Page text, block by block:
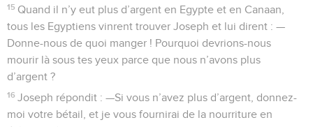
15 Quand il n’y eut plus d’argent en Egypte et en Canaan,
tous les Egyptiens vinrent trouver Joseph et lui dirent : —
Donne-nous de quoi manger ! Pourquoi devrions-nous
mourir là sous tes yeux parce que nous n’avons plus
d’argent ?
16 Joseph répondit : —Si vous n’avez plus d’argent, donnez-
moi votre bétail, et je vous fournirai de la nourriture en